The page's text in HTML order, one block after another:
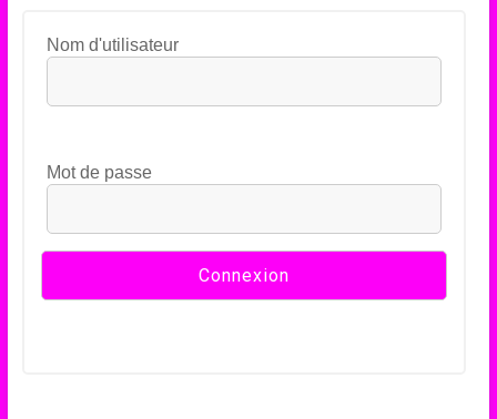
Nom d'utilisateur
Mot de passe